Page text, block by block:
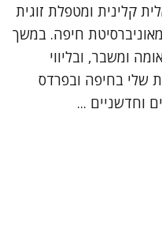
קלינית ומטפלת זוגית
חיפה. במשך
ומשבר, ובליווי
שלי בחיפה ובפרדס
וחדשניים ...